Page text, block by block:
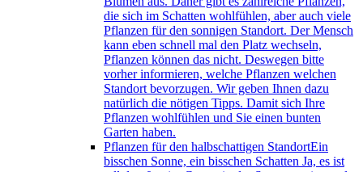
die sich im Schatten wohlfühlen, aber auch viele
Pflanzen für den sonnigen Standort. Der Mensch
kann eben schnell mal den Platz wechseln,
Pflanzen können das nicht. Deswegen bitte
vorher informieren, welche Pflanzen welchen
Standort bevorzugen. Wir geben Ihnen dazu
natürlich die nötigen Tipps. Damit sich Ihre
Pflanzen wohlfühlen und Sie einen bunten
Garten haben.
Pflanzen für den halbschattigen StandortEin
bisschen Sonne, ein bisschen Schatten Ja, es ist